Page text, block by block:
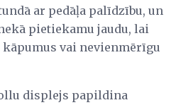
ar pedāļa palīdzību, un
pietiekamu jaudu, lai
vai nevienmērīgu
displejs papildina